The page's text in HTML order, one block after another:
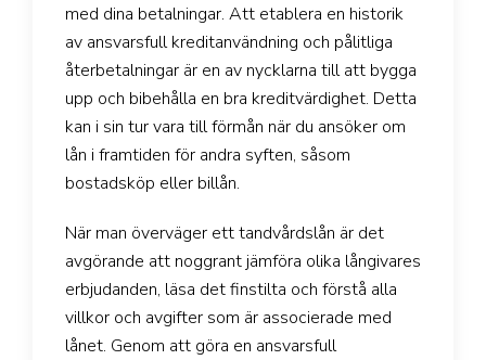
med dina betalningar. Att etablera en historik
av ansvarsfull kreditanvändning och pålitliga
återbetalningar är en av nycklarna till att bygga
upp och bibehålla en bra kreditvärdighet. Detta
kan i sin tur vara till förmån när du ansöker om
lån i framtiden för andra syften, såsom
bostadsköp eller billån.
När man överväger ett tandvårdslån är det
avgörande att noggrant jämföra olika långivares
erbjudanden, läsa det finstilta och förstå alla
villkor och avgifter som är associerade med
lånet. Genom att göra en ansvarsfull